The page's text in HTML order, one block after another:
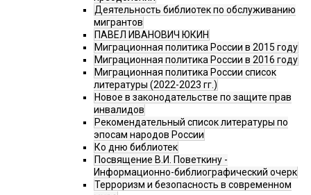
Деятельность библиотек по обслуживанию
мигрантов
ПАВЕЛ ИВАНОВИЧ ЮКИН
Миграционная политика России в 2015 году
Миграционная политика России в 2016 году
Миграционная политика России список
литературы (2022-2023 гг.)
Новое в законодательстве по защите прав
инвалидов
Рекомендательный список литературы по
эпосам народов России
Ко дню библиотек
Посвящение В.И. Поветкину -
Информационно-библиографический очерк
Терроризм и безопасность в современном